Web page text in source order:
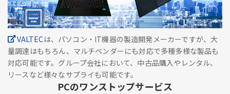
VALTECは、パソコン・IT機器の製造開発メーカーですが、大
量調達はもちろん、マルチベンダーにも対応で多種多様な製品も
対応可能です。グループ会社において、中古品購入やレンタル、
リースなど様々なサプライも可能です。
PCのワンストップサービス